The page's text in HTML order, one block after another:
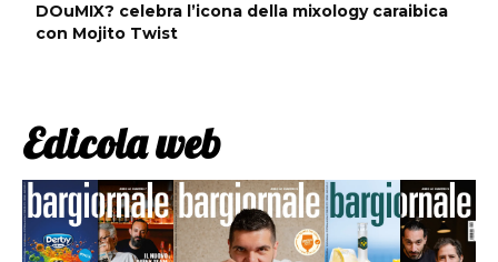
DOuMIX? celebra l’icona della mixology caraibica
con Mojito Twist
Edicola web